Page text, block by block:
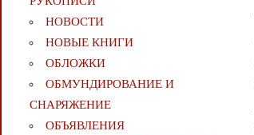
НОВОСТИ
НОВЫЕ КНИГИ
ОБЛОЖКИ
ОБМУНДИРОВАНИЕ И
СНАРЯЖЕНИЕ
ОБЪЯВЛЕНИЯ